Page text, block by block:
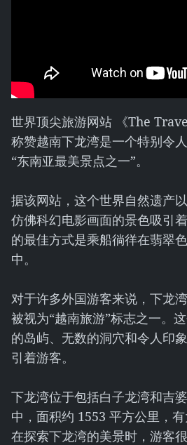
世界顶尖旅游网站 《The
称赞越南下龙湾是一个特别令
“东南亚最美景点之一”。
据该网站，这个世界自然遗产
仿佛科幻电影画面的景色吸引
的最佳方式是乘船徜徉在翡翠
中。
对于许多外国游客来说，下龙
被视为“越南旅游”标志之一。
的岛屿、无数的洞穴和令人印
引着游客。
下龙湾位于包括白子龙湾和吉
中，面积约 1553 平方公里，有
在探索下龙湾的美景时，游客